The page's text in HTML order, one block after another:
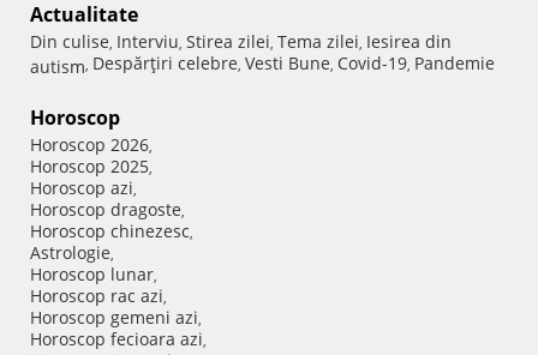
Actualitate
Din culise, Interviu, Stirea zilei, Tema zilei, Iesirea din
autism, Despărţiri celebre, Vesti Bune, Covid-19, Pandemie
Horoscop
Horoscop 2026,
Horoscop 2025,
Horoscop azi,
Horoscop dragoste,
Horoscop chinezesc,
Astrologie,
Horoscop lunar,
Horoscop rac azi,
Horoscop gemeni azi,
Horoscop fecioara azi,